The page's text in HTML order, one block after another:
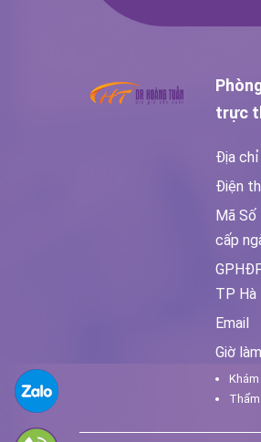
trực
Địa chỉ
Điện
Mã Số
cấp
TP Hà
Email
Giờ